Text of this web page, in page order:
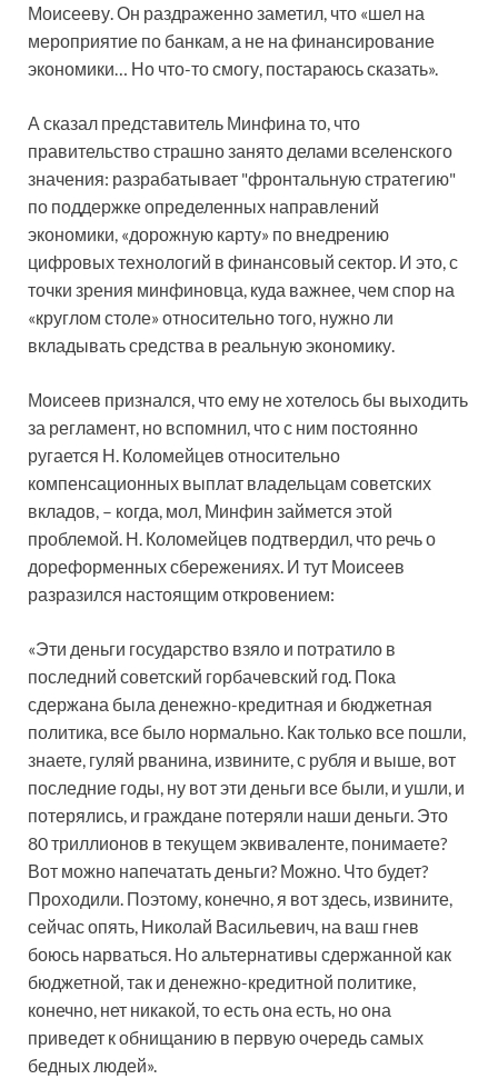
Моисееву. Он раздраженно заметил, что «шел на
мероприятие по банкам, а не на финансирование
экономики… Но что-то смогу, постараюсь сказать».
А сказал представитель Минфина то, что
правительство страшно занято делами вселенского
значения: разрабатывает "фронтальную стратегию"
по поддержке определенных направлений
экономики, «дорожную карту» по внедрению
цифровых технологий в финансовый сектор. И это, с
точки зрения минфиновца, куда важнее, чем спор на
«круглом столе» относительно того, нужно ли
вкладывать средства в реальную экономику.
Моисеев признался, что ему не хотелось бы выходить
за регламент, но вспомнил, что с ним постоянно
ругается Н. Коломейцев относительно
компенсационных выплат владельцам советских
вкладов, – когда, мол, Минфин займется этой
проблемой. Н. Коломейцев подтвердил, что речь о
дореформенных сбережениях. И тут Моисеев
разразился настоящим откровением:
«Эти деньги государство взяло и потратило в
последний советский горбачевский год. Пока
сдержана была денежно-кредитная и бюджетная
политика, все было нормально. Как только все пошли,
знаете, гуляй рванина, извините, с рубля и выше, вот
последние годы, ну вот эти деньги все были, и ушли, и
потерялись, и граждане потеряли наши деньги. Это
80 триллионов в текущем эквиваленте, понимаете?
Вот можно напечатать деньги? Можно. Что будет?
Проходили. Поэтому, конечно, я вот здесь, извините,
сейчас опять, Николай Васильевич, на ваш гнев
боюсь нарваться. Но альтернативы сдержанной как
бюджетной, так и денежно-кредитной политике,
конечно, нет никакой, то есть она есть, но она
приведет к обнищанию в первую очередь самых
бедных людей».